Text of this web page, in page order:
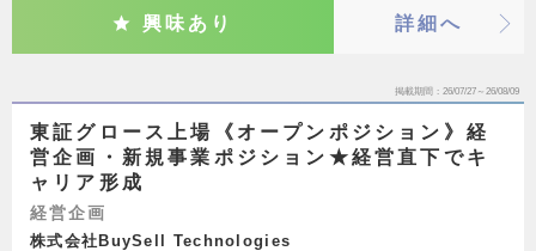
興味あり 詳細へ
掲載期間 26/07/27～26/08/09
東証グロース上場《オープンポジション》経
営企画・新規事業ポジション★経営直下でキ
ャリア形成
経営企画
株式会社BuySell Technologies